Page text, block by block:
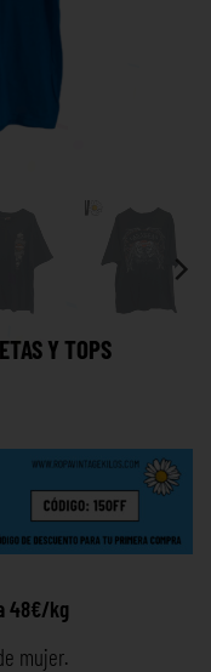
Y TOPS
48€/kg
mujer.